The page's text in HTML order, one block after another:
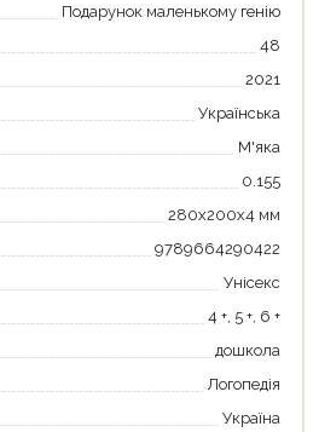
Подарунок маленькому генію
48
2021
Українська
М'яка
0.155
280х200х4 мм
9789664290422
Унісекс
4 +, 5 +, 6 +
дошкола
Логопедія
Україна
покупки